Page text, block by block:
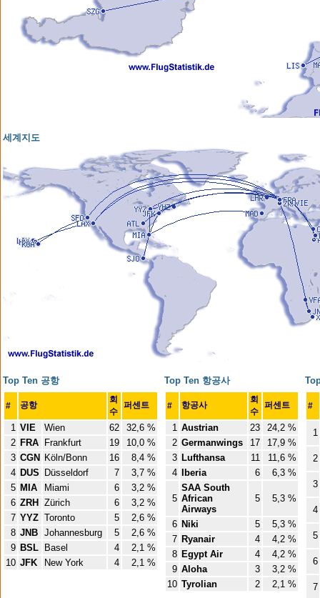
세계지도
Top Ten 공항
# 공항
회
수
퍼센트
1 VIE Wien 62
32,6 %
2 FRA Frankfurt 19
10,0 %
3 CGN Köln/Bonn 16
8,4 %
4 DUS Düsseldorf 7
3,7 %
5 MIA Miami 6
3,2 %
6 ZRH Zürich 6
3,2 %
7 YYZ Toronto 5
2,6 %
8 JNB Johannesburg 5
2,6 %
9 BSL Basel 4
2,1 %
10 JFK New York 4 2,1 %
Top Ten 항공사
# 항공사
회
수
퍼센트
1 Austrian 23
24,2 %
2 Germanwings 17
17,9 %
3 Lufthansa 11
11,6 %
4
Iberia 6 6,3 %
5
SAA South
African
Airways
5 5,3 %
6 Niki 5
5,3 %
7 Ryanair 4
4,2 %
8 Egypt Air 4
4,2 %
9 Aloha 3
3,2 %
10 Tyrolian 2 2,1 %
#
1
2
3
4
5
6
7